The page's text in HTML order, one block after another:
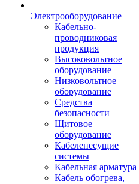
Электрооборудование
Кабельно-
проводниковая
продукция
Высоковольтное
оборудование
Низковольтное
оборудование
Средства
безопасности
Щитовое
оборудование
Кабеленесущие
системы
Кабельная арматура
Кабель обогрева,